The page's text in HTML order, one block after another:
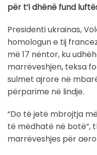
për t’i dhënë fund
Presidenti ukrainas,
homologun e tij
më 17 nëntor, ku
marrëveshjen, teksa
sulmet ajrore në
përparime në lindje.
“Do të jetë mbrojtja
të mëdhatë në botë”,
marrëveshjes për